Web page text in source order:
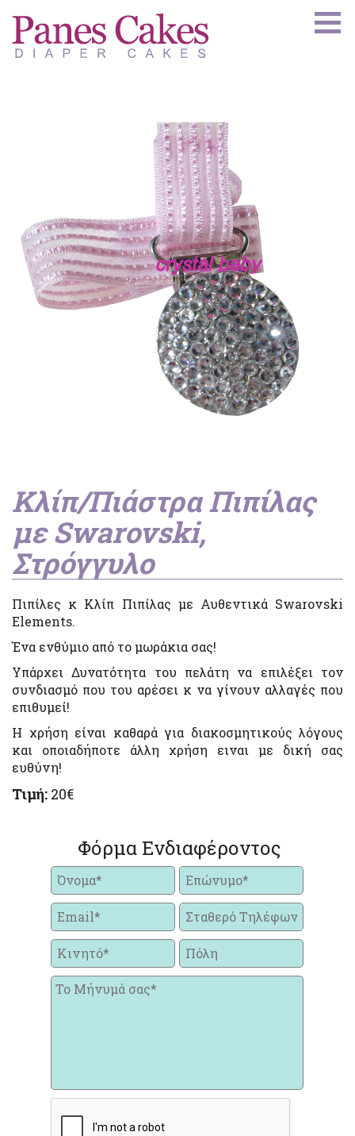
Κλίπ/Πιάστρα Πιπίλας
με Swarovski,
Στρόγγυλο
Πιπίλες κ Κλίπ Πιπίλας με Αυθεντικά Swarovski
Elements.
Ένα ενθύμιο από το μωράκια σας!
Υπάρχει Δυνατότητα του πελάτη να επιλέξει τον
συνδιασμό που του αρέσει κ να γίνουν αλλαγές που
επιθυμεί!
Η χρήση είναι καθαρά για διακοσμητικούς λόγους
και οποιαδήποτε άλλη χρήση ειναι με δική σας
ευθύνη!
Τιμή: 20€
Φόρμα Ενδιαφέροντος